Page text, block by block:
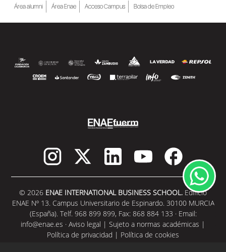
Área alumni Área Enae Acceso Campus Bolsa de Empleo
© 2026 ENAE INTERNATIONAL BUSINESS SCHOOL. Edificio
ENAE Nº 13. Campus Universitario de Espinardo. 30100 MURCIA
(España). Telf. 968 899 899, Fax: 868 884 133 · Email:
info@enae.es · Aviso legal | Sujeto a normas académicas |
Política de privacidad | Política de cookies